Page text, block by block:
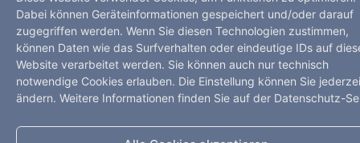
Dabei können Geräteinformationen gespeichert und/oder darauf
zugegriffen werden. Wenn Sie diesen Technologien zustimmen,
können Daten wie das Surfverhalten oder eindeutige IDs auf
Website verarbeitet werden. Sie können auch nur technisch
notwendige Cookies erlauben. Die Einstellung können Sie
ändern. Weitere Informationen finden Sie auf der Datenschutz-
Alle Rechte vorbehalten